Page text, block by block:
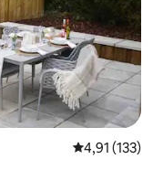
4,91 (133)